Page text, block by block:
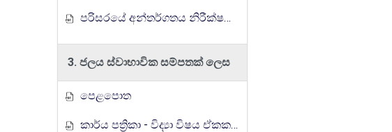
පරිසරයේ අන්තර්ගතය නිරීක්ෂණය
3. ජලය ස්වාභාවික සම්පතක් ලෙස
පෙළපොත
කාර්ය පත්‍රිකා - විද්‍යා විෂය ඒකක සංවර්ධන වැඩසටහන, මතුගම අධ්‍යාපන කලාපය